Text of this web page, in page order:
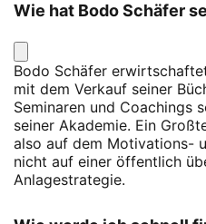
Wie hat Bodo Schäfer
Bodo Schäfer
mit dem Verkauf seiner
Seminaren und Coachings
seiner Akademie. Ein
also auf dem Motivations-
nicht auf einer öffentlich
Anlagestrategie.